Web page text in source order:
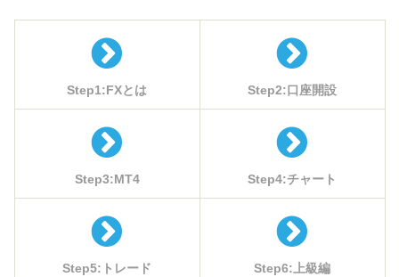
Step1:FXとは Step2:口座開設
Step3:MT4 Step4:チャート
Step5:トレード Step6:上級編